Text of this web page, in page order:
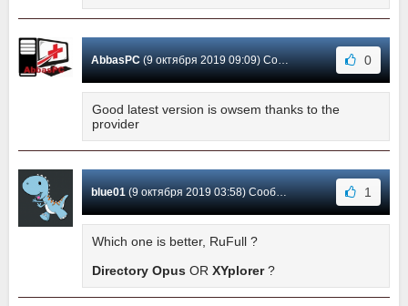
AbbasPC(9 октября 2019 09:09) Сообщение #550 0
Good latest version is owsem thanks to the
provider
blue01(9 октября 2019 03:58) Сообщение #549 1
Which one is better, RuFull ?
Directory Opus OR XYplorer?